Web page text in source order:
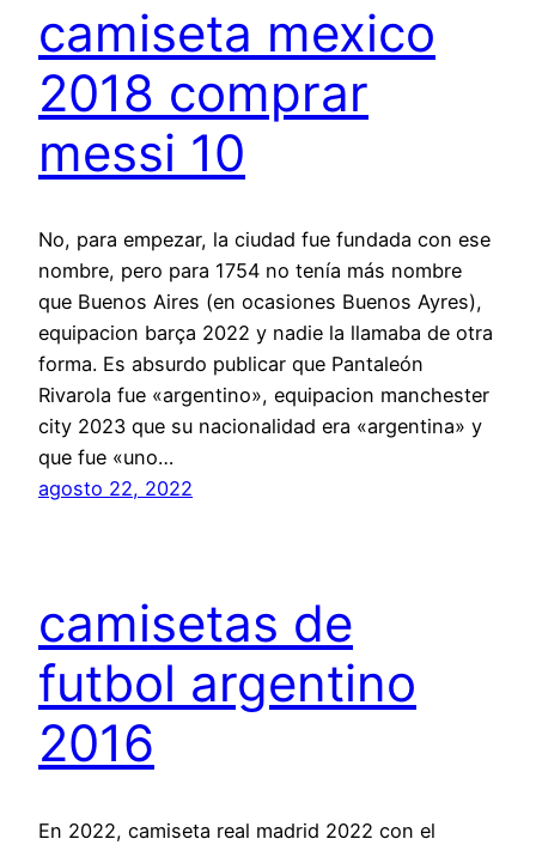
camiseta mexico
2018 comprar
messi 10
No, para empezar, la ciudad fue fundada con ese
nombre, pero para 1754 no tenía más nombre
que Buenos Aires (en ocasiones Buenos Ayres),
equipacion barça 2022 y nadie la llamaba de otra
forma. Es absurdo publicar que Pantaleón
Rivarola fue «argentino», equipacion manchester
city 2023 que su nacionalidad era «argentina» y
que fue «uno…
agosto 22, 2022
camisetas de
futbol argentino
2016
En 2022, camiseta real madrid 2022 con el